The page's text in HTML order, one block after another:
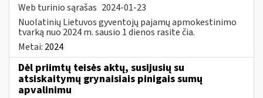
Web turinio sąrašas 2024-01-23
Nuolatinių Lietuvos gyventojų pajamų apmokestinimo
tvarką nuo 2024 m. sausio 1 dienos rasite čia.
Metai: 2024
Dėl priimtų teisės aktų, susijusių su
atsiskaitymų grynaisiais pinigais sumų
apvalinimu